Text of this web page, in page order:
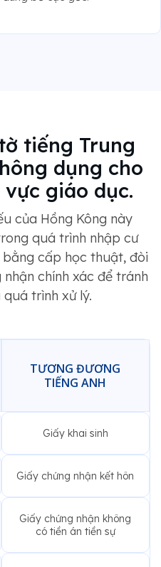
tiếng Trung
dụng cho
vực giáo dục.
của Hồng Kông này
quá trình nhập cư
cấp học thuật, đòi
chính xác để tránh
trình xử lý.
TƯƠNG ĐƯƠNG
TIẾNG ANH
Giấy khai sinh
Giấy chứng nhận kết hôn
Giấy chứng nhận không
có tiền án tiền sự